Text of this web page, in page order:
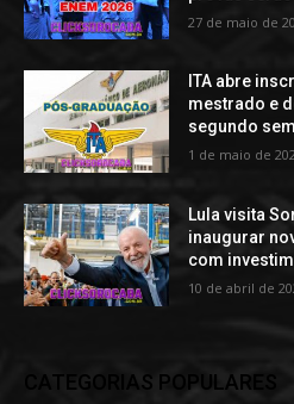
27 de maio de
ITA abre
mestrado e
segundo
1 de maio de
Lula visita
inaugurar
com
10 de abril de
CATEGORIAS POPULARES